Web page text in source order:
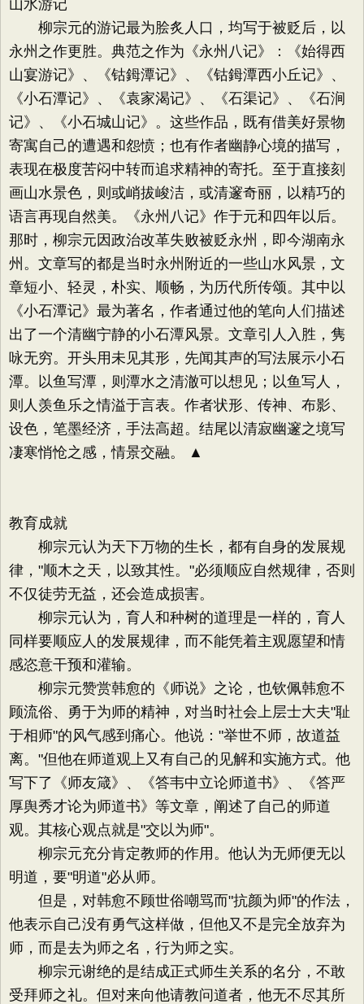
山水游记
柳宗元的游记最为脍炙人口，均写于被贬后，以
永州之作更胜。典范之作为《永州八记》：《始得西
山宴游记》、《钴鉧潭记》、《钴鉧潭西小丘记》、
《小石潭记》、《袁家渴记》、《石渠记》、《石涧
记》、《小石城山记》。这些作品，既有借美好景物
寄寓自己的遭遇和怨愤；也有作者幽静心境的描写，
表现在极度苦闷中转而追求精神的寄托。至于直接刻
画山水景色，则或峭拔峻洁，或清邃奇丽，以精巧的
语言再现自然美。《永州八记》作于元和四年以后。
那时，柳宗元因政治改革失败被贬永州，即今湖南永
州。文章写的都是当时永州附近的一些山水风景，文
章短小、轻灵，朴实、顺畅，为历代所传颂。其中以
《小石潭记》最为著名，作者通过他的笔向人们描述
出了一个清幽宁静的小石潭风景。文章引人入胜，隽
咏无穷。开头用未见其形，先闻其声的写法展示小石
潭。以鱼写潭，则潭水之清澈可以想见；以鱼写人，
则人羡鱼乐之情溢于言表。作者状形、传神、布影、
设色，笔墨经济，手法高超。结尾以清寂幽邃之境写
凄寒悄怆之感，情景交融。 ▲
教育成就
柳宗元认为天下万物的生长，都有自身的发展规
律，"顺木之天，以致其性。"必须顺应自然规律，否则
不仅徒劳无益，还会造成损害。
柳宗元认为，育人和种树的道理是一样的，育人
同样要顺应人的发展规律，而不能凭着主观愿望和情
感恣意干预和灌输。
柳宗元赞赏韩愈的《师说》之论，也钦佩韩愈不
顾流俗、勇于为师的精神，对当时社会上层士大夫"耻
于相师"的风气感到痛心。他说："举世不师，故道益
离。"但他在师道观上又有自己的见解和实施方式。他
写下了《师友箴》、《答韦中立论师道书》、《答严
厚舆秀才论为师道书》等文章，阐述了自己的师道
观。其核心观点就是"交以为师"。
柳宗元充分肯定教师的作用。他认为无师便无以
明道，要"明道"必从师。
但是，对韩愈不顾世俗嘲骂而"抗颜为师"的作法，
他表示自己没有勇气这样做，但他又不是完全放弃为
师，而是去为师之名，行为师之实。
柳宗元谢绝的是结成正式师生关系的名分，不敢
受拜师之礼。但对来向他请教问道者，他无不尽其所